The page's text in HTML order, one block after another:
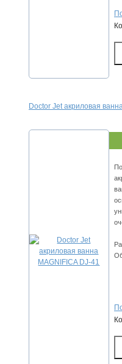
Doctor Jet акриловая